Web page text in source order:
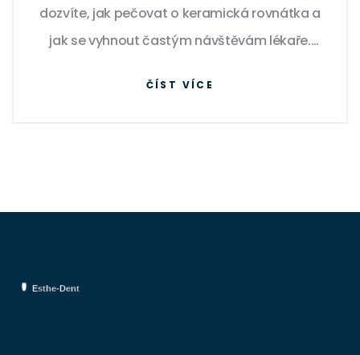
dozvíte, jak pečovat o keramická rovnátka a
jak se vyhnout častým návštěvám lékaře.
ČÍST VÍCE